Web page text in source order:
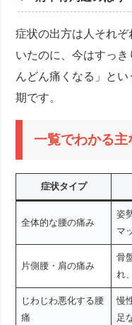
症状の出方は人それ
いたのに、今はすっ
んどん痛くなる」と
期です。
一覧でわかる
症状タイプ
全体的な腰の痛み
姿
マ
片側腰・肩の痛み
骨
れ
じわじわ悪化する腰
痛
慢
足